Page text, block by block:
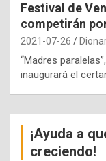
Festival de
competirán
2021-07-26
“Madres
inaugurará el
¡Ayuda a
creciendo!